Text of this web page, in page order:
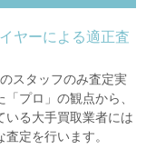
ヤーによる適正査
スタッフのみ査定実
プロ」の観点から、
いる大手買取業者には
定を行います。